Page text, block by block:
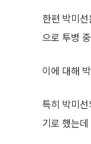
한편 박미
으로 투병
이에 대해
특히 박미
기로 했는